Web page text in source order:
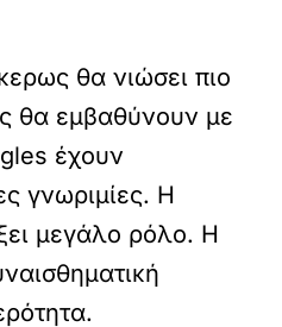
θα νιώσει πιο
θα εμβαθύνουν με
έχουν
γνωριμίες. Η
μεγάλο ρόλο. Η